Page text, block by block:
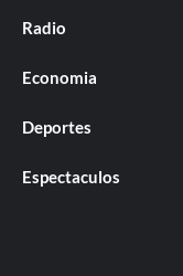
Radio
Economia
Deportes
Espectaculos